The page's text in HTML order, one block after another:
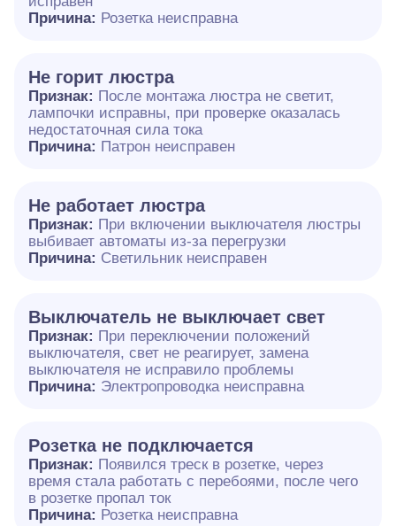
Причина: Розетка неисправна
Не горит люстра
Признак: После монтажа люстра не светит,
лампочки исправны, при проверке оказалась
недостаточная сила тока
Причина: Патрон неисправен
Не работает люстра
Признак: При включении выключателя люстры
выбивает автоматы из-за перегрузки
Причина: Светильник неисправен
Выключатель не выключает свет
Признак: При переключении положений
выключателя, свет не реагирует, замена
выключателя не исправило проблемы
Причина: Электропроводка неисправна
Розетка не подключается
Признак: Появился треск в розетке, через
время стала работать с перебоями, после чего
в розетке пропал ток
Причина: Розетка неисправна